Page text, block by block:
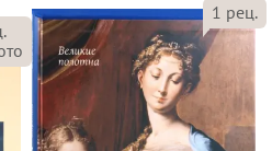
1 рец.